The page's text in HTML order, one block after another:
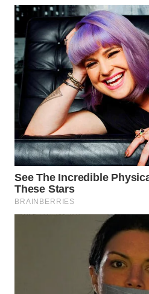
WN
BINJAI
WN
CIREBON
INDRAMAYU
WN
KUNINGAN